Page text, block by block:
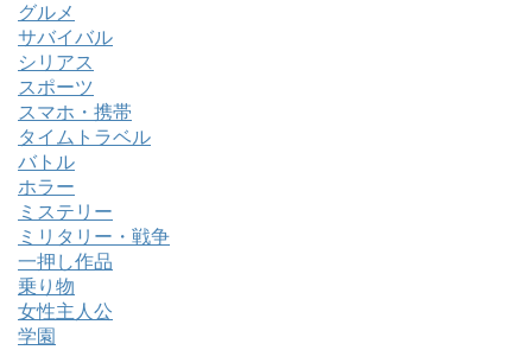
グルメ
サバイバル
シリアス
スポーツ
スマホ・携帯
タイムトラベル
バトル
ホラー
ミステリー
ミリタリー・戦争
一押し作品
乗り物
女性主人公
学園